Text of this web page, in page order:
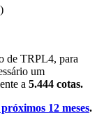
de TRPL4, para
um
a 5.444 cotas.
12 meses.